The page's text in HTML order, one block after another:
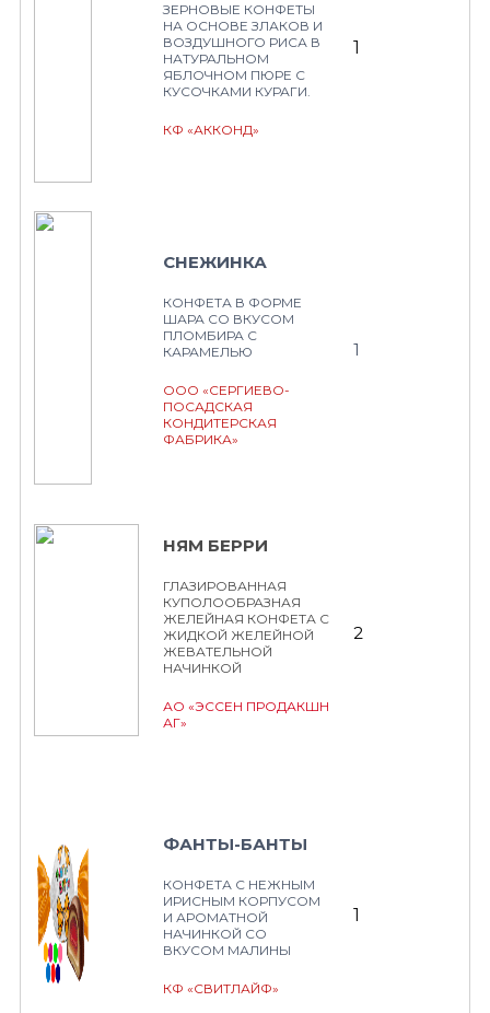
ЗЕРНОВЫЕ КОНФЕТЫ
НА ОСНОВЕ ЗЛАКОВ И
ВОЗДУШНОГО РИСА В
НАТУРАЛЬНОМ
ЯБЛОЧНОМ ПЮРЕ С
КУСОЧКАМИ КУРАГИ.
КФ «АККОНД»
1
СНЕЖИНКА
КОНФЕТА В ФОРМЕ
ШАРА СО ВКУСОМ
ПЛОМБИРА С
КАРАМЕЛЬЮ
ООО «СЕРГИЕВО-
ПОСАДСКАЯ
КОНДИТЕРСКАЯ
ФАБРИКА»
1
НЯМ БЕРРИ
ГЛАЗИРОВАННАЯ
КУПОЛООБРАЗНАЯ
ЖЕЛЕЙНАЯ КОНФЕТА С
ЖИДКОЙ ЖЕЛЕЙНОЙ
ЖЕВАТЕЛЬНОЙ
НАЧИНКОЙ
АО «ЭССЕН ПРОДАКШН
АГ»
2
ФАНТЫ-БАНТЫ
КОНФЕТА С НЕЖНЫМ
ИРИСНЫМ КОРПУСОМ
И АРОМАТНОЙ
НАЧИНКОЙ СО
ВКУСОМ МАЛИНЫ
КФ «СВИТЛАЙФ»
1